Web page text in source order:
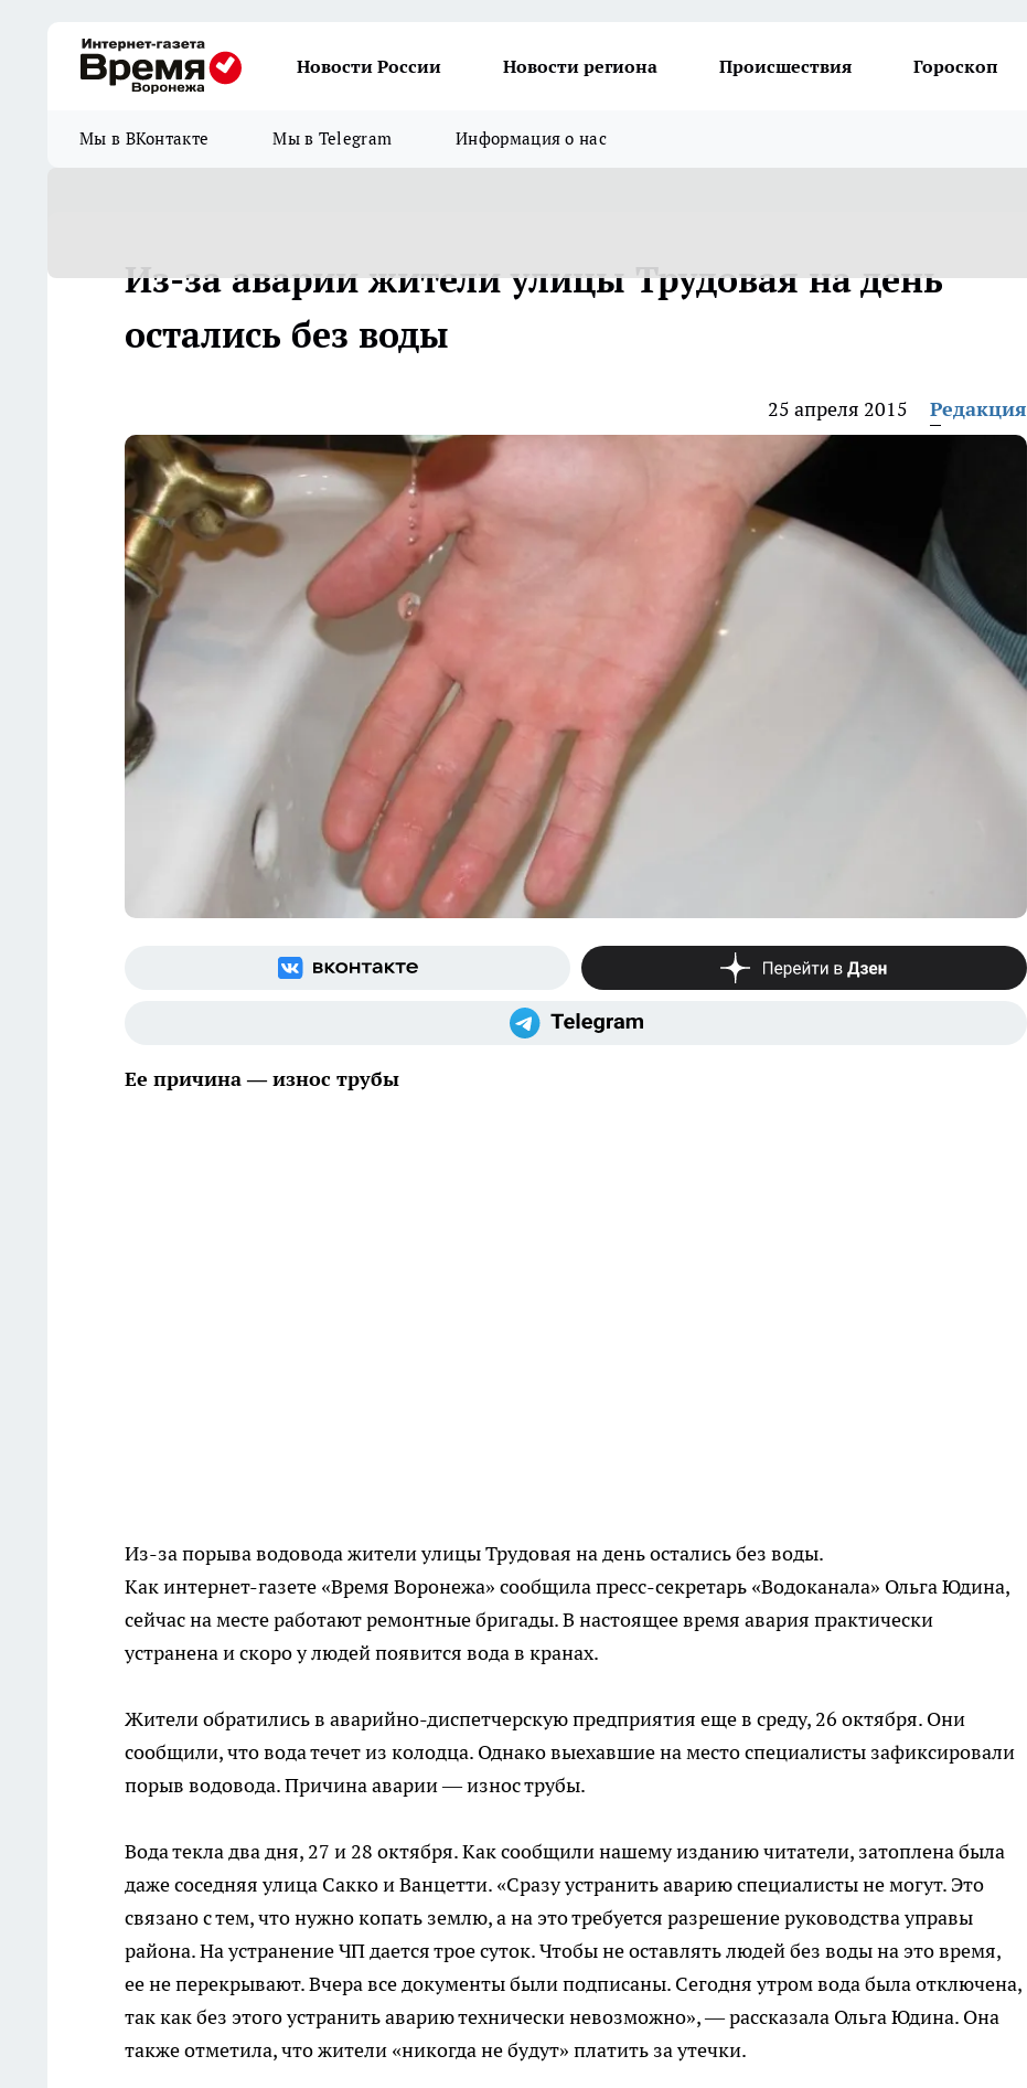
Новости России Новости региона Происшествия Гороскоп
Мы в ВКонтакте Мы в Telegram Информация о нас
Из-за аварии жители улицы Трудовая на день
остались без воды
25 апреля 2015 Редакция
Ее причина — износ трубы
Из-запорыва водовода жители улицы Трудовая на день остались без воды.
Какинтернет-газете «Время Воронежа» сообщилапресс-секретарь «Водоканала» Ольга Юдина,
сейчас на месте работают ремонтные бригады. В настоящее время авария практически
устранена и скоро у людей появится вода в кранах.
Жители обратились в аварийно-диспетчерскуюпредприятия еще в среду, 26 октября. Они
сообщили, что вода течет из колодца. Однако выехавшие на место специалисты зафиксировали
порыв водовода. Причина аварии — износ трубы.
Вода текла два дня, 27 и 28 октября. Как сообщили нашему изданию читатели, затоплена была
даже соседняя улица Сакко и Ванцетти. «Сразу устранить аварию специалисты не могут. Это
связано с тем, что нужно копать землю, а на это требуется разрешение руководства управы
района. На устранение ЧП дается трое суток. Чтобы не оставлять людей без воды на это время,
ее не перекрывают. Вчера все документы были подписаны. Сегодня утром вода была отключена,
так как без этого устранить аварию технически невозможно», — рассказала Ольга Юдина. Она
также отметила, что жители «никогда не будут» платить за утечки.